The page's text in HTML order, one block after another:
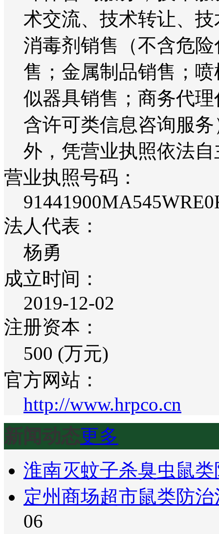
术交流、技术转让、
消毒剂销售（不含危
售；金属制品销售；
似器具销售；商务代
含许可类信息咨询服
外，凭营业执照依法
营业执照号码：
法人代表：
杨勇
成立时间：
2019-12-02
注册资本：
500 (万元)
官方网站：
http://www.hrpco.cn
新闻动态更多
淮南灭蚊子杀臭虫鼠
定州商场超市鼠类防
06